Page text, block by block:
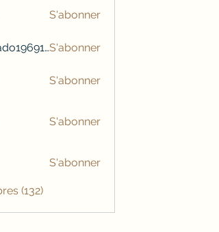
S'abonner
JesseMaldonado1969116S'abonner
S'abonner
S'abonner
S'abonner
(132)